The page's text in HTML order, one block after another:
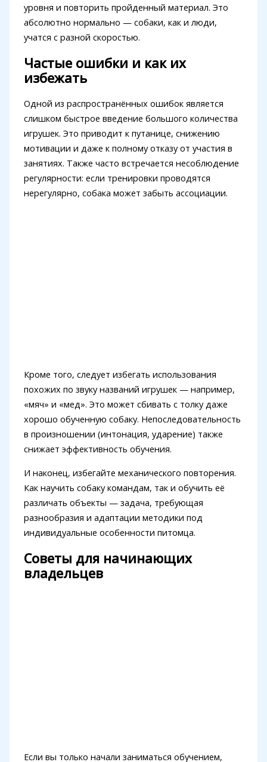
уровня и повторить пройденный материал. Это
абсолютно нормально — собаки, как и люди,
учатся с разной скоростью.
Частые ошибки и как их
избежать
Одной из распространённых ошибок является
слишком быстрое введение большого количества
игрушек. Это приводит к путанице, снижению
мотивации и даже к полному отказу от участия в
занятиях. Также часто встречается несоблюдение
регулярности: если тренировки проводятся
нерегулярно, собака может забыть ассоциации.
Кроме того, следует избегать использования
похожих по звуку названий игрушек — например,
«мяч» и «мед». Это может сбивать с толку даже
хорошо обученную собаку. Непоследовательность
в произношении (интонация, ударение) также
снижает эффективность обучения.
И наконец, избегайте механического повторения.
Как научить собаку командам, так и обучить её
различать объекты — задача, требующая
разнообразия и адаптации методики под
индивидуальные особенности питомца.
Советы для начинающих
владельцев
Если вы только начали заниматься обучением,